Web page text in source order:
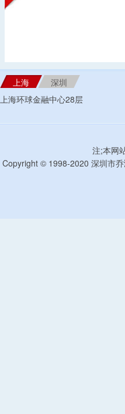
上海
深圳
上海环球金融中心28层
注;本网
Copyright © 1998-2020 深圳市